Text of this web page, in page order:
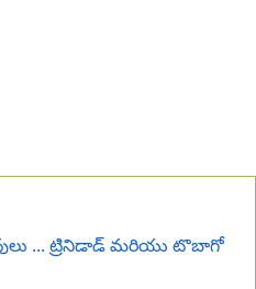
... ట్రినిడాడ్ మరియు టొబాగో